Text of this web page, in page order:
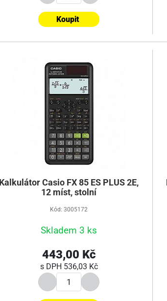
Koupit
Kalkulátor Casio FX 85 ES PLUS 2E,
12 míst, stolní
Kód: 3005172
Skladem 3 ks
443,00 Kč
s DPH 536,03 Kč